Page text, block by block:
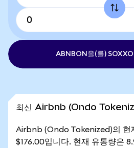
ABNBON을(를)
최신 Airbnb (Ondo
Airbnb (Ondo Tokenized)의 현
$176.00입니다. 현재 유통량은